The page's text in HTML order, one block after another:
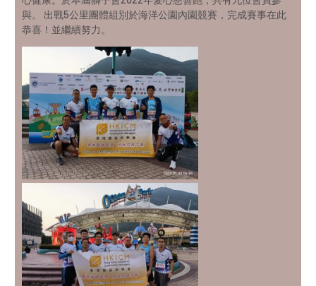
與。 出戰5公里團體組別於海洋公園內園競賽，完成賽事在此
恭喜！並繼續努力。